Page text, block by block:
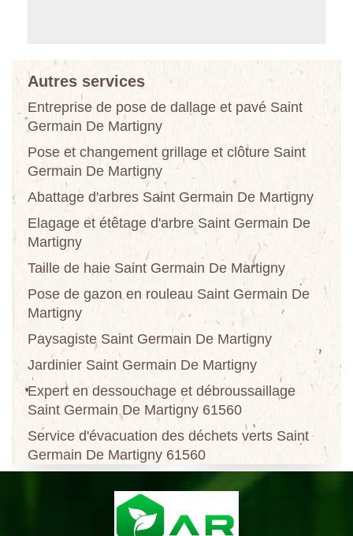
Autres services
Entreprise de pose de dallage et pavé Saint
Germain De Martigny
Pose et changement grillage et clôture Saint
Germain De Martigny
Abattage d'arbres Saint Germain De Martigny
Elagage et étêtage d'arbre Saint Germain De
Martigny
Taille de haie Saint Germain De Martigny
Pose de gazon en rouleau Saint Germain De
Martigny
Paysagiste Saint Germain De Martigny
Jardinier Saint Germain De Martigny
Expert en dessouchage et débroussaillage
Saint Germain De Martigny 61560
Service d'évacuation des déchets verts Saint
Germain De Martigny 61560